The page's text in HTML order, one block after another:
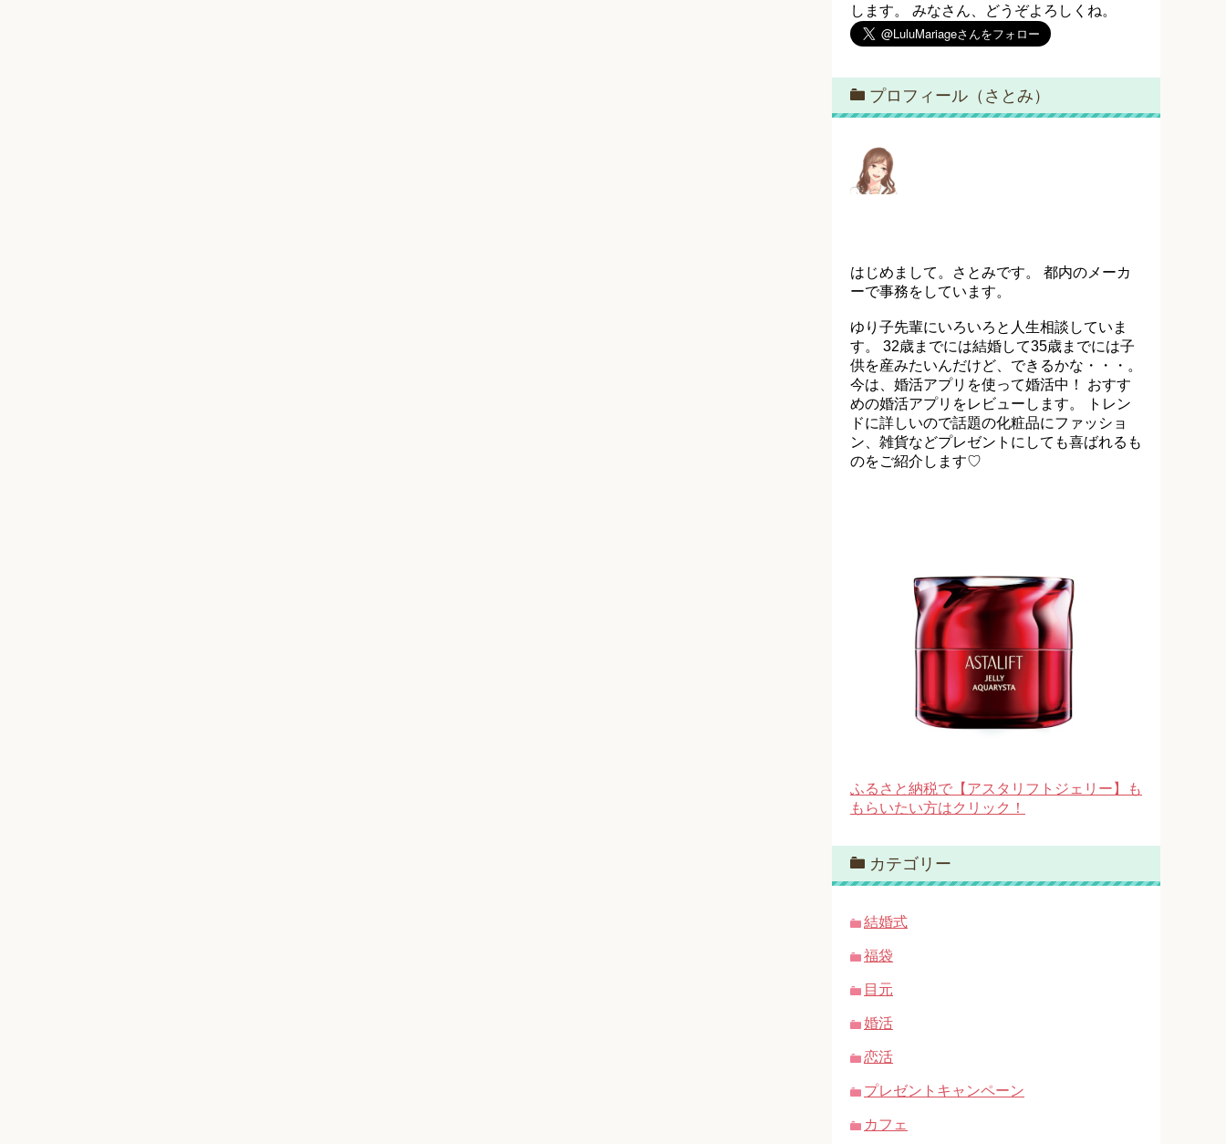
します。 みなさん、どうぞよろしくね。
プロフィール（さとみ）
はじめまして。さとみです。 都内のメーカ
ーで事務をしています。
ゆり子先輩にいろいろと人生相談していま
す。 32歳までには結婚して35歳までには子
供を産みたいんだけど、できるかな・・・。
今は、婚活アプリを使って婚活中！ おすす
めの婚活アプリをレビューします。 トレン
ドに詳しいので話題の化粧品にファッショ
ン、雑貨などプレゼントにしても喜ばれるも
のをご紹介します♡
ふるさと納税で【アスタリフトジェリー】も
もらいたい方はクリック！
カテゴリー
結婚式
福袋
目元
婚活
恋活
プレゼントキャンペーン
カフェ